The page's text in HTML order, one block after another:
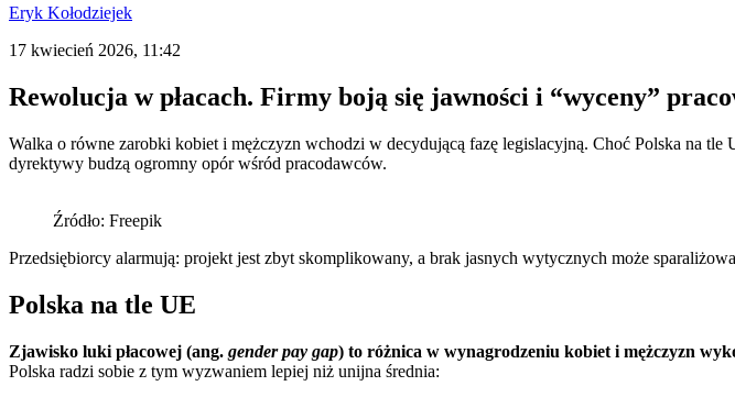
Eryk Kołodziejek
17 kwiecień 2026, 11:42
Rewolucja w płacach. Firmy boją się jawności i “wyceny”
Walka o równe zarobki kobiet i mężczyzn wchodzi w decydującą fazę legislacyjną. Choć Polska na
dyrektywy budzą ogromny opór wśród pracodawców.
Źródło: Freepik
Przedsiębiorcy alarmują: projekt jest zbyt skomplikowany, a brak jasnych wytycznych może
Polska na tle UE
Zjawisko luki płacowej (ang. gender pay gap) to różnica w wynagrodzeniu kobiet i mężczyzn
Polska radzi sobie z tym wyzwaniem lepiej niż unijna średnia: